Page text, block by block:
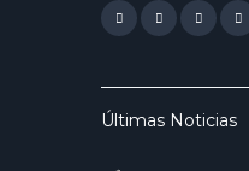
Últimas Noticias